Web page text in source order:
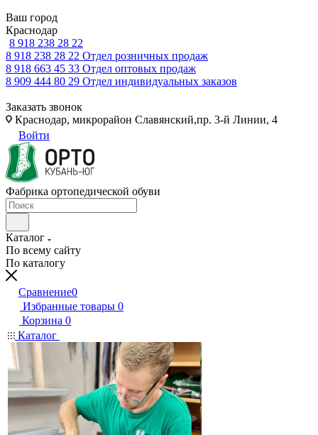
Ваш город
Краснодар
8 918 238 28 22
8 918 238 28 22 Отдел розничных продаж
8 918 663 45 33 Отдел оптовых продаж
8 909 444 80 29 Отдел индивидуальных заказов
Заказать звонок
Краснодар, микрорайон Славянский,пр. 3-й Линии, 4
Войти
Фабрика ортопедической обуви
Каталог
По всему сайту
По каталогу
Сравнение0
Избранные товары 0
Корзина 0
Каталог